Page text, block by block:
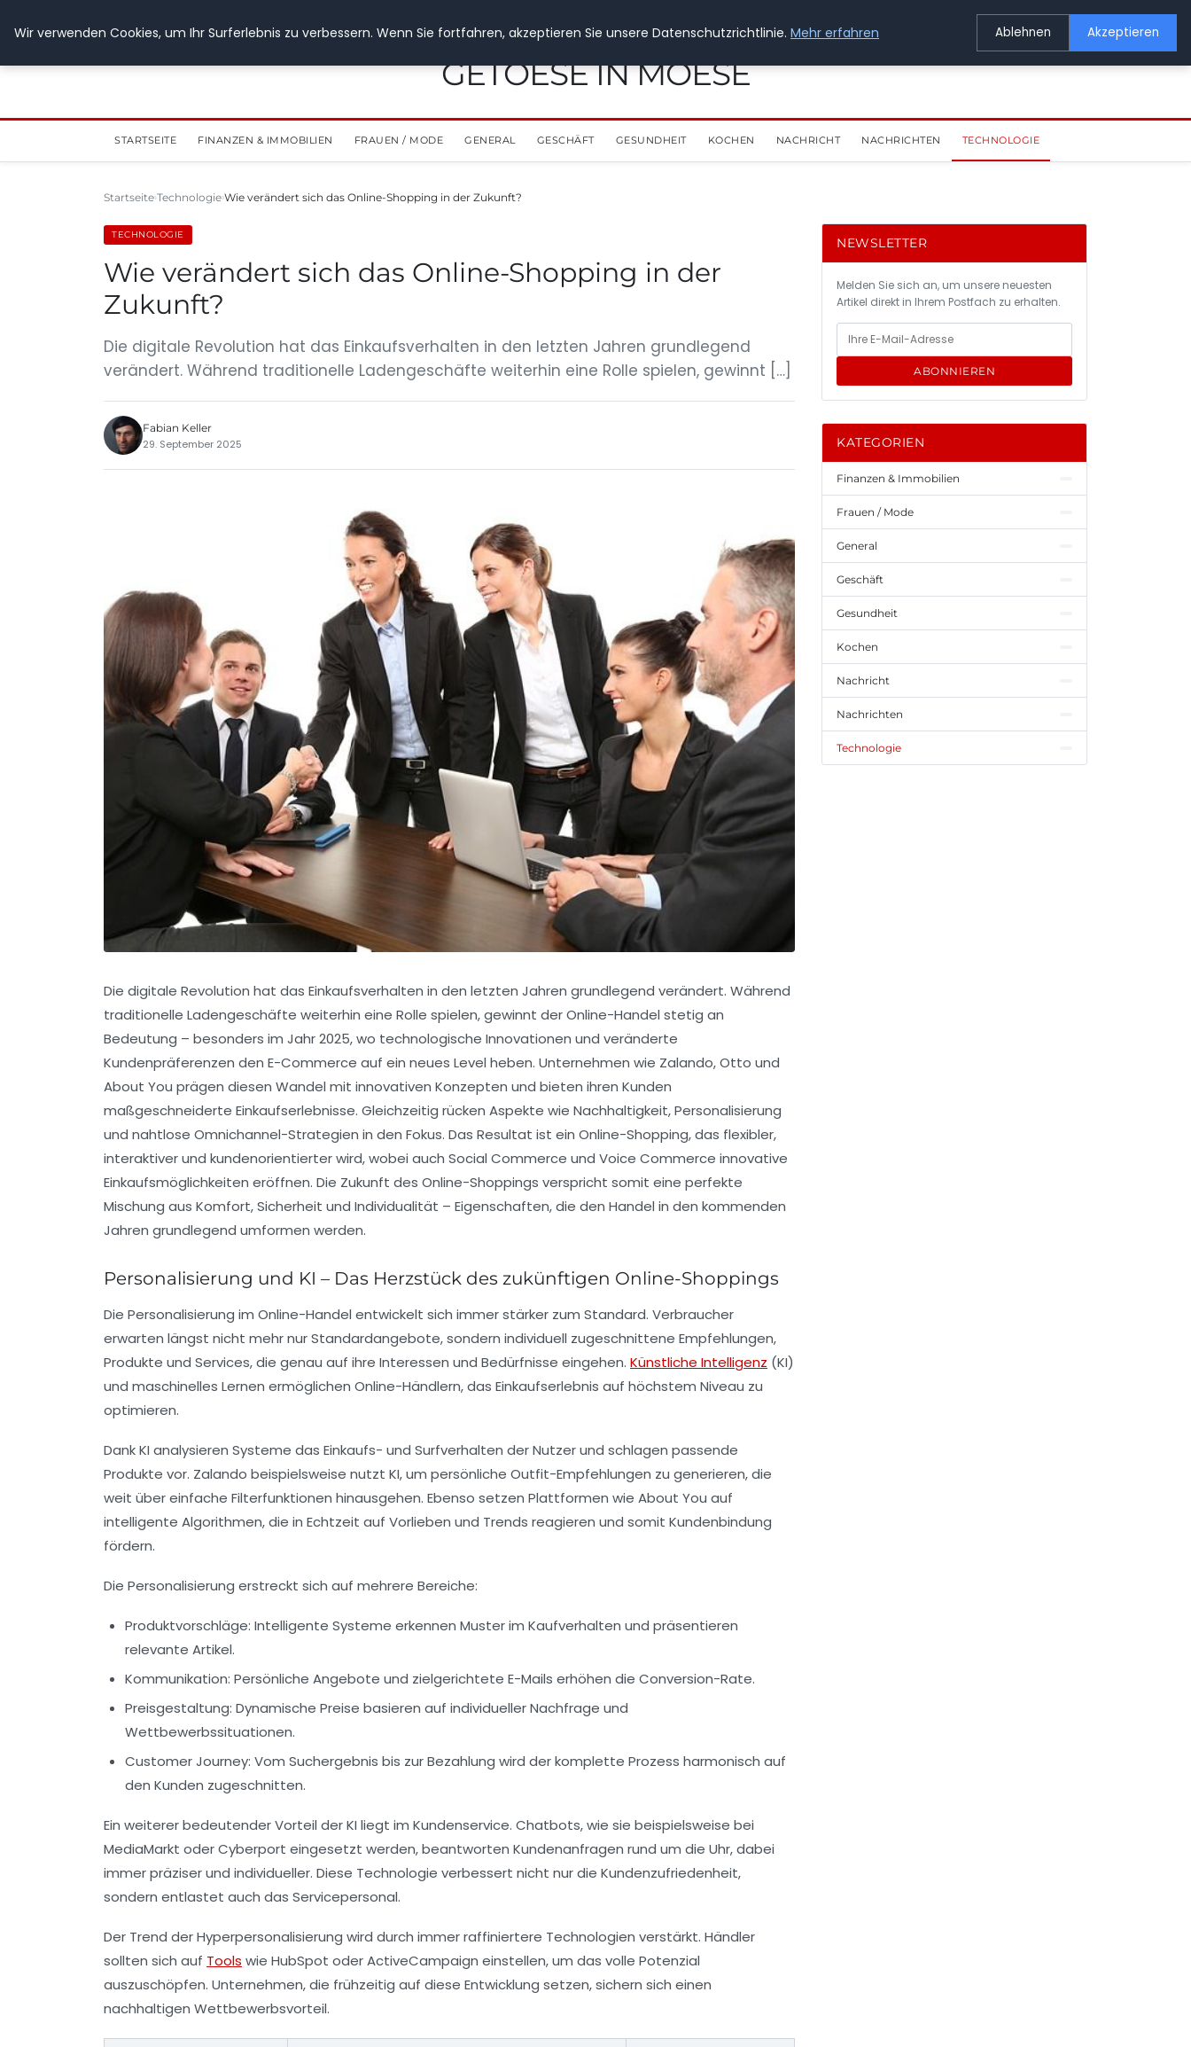
GETOESE IN MOESE
STARTSEITE FINANZEN & IMMOBILIEN FRAUEN / MODE GENERAL GESCHÄFT GESUNDHEIT KOCHEN NACHRICHT NACHRICHTEN TECHNOLOGIE
Startseite Technologie Wie verändert sich das Online-Shopping in der Zukunft?
TECHNOLOGIE
Wie verändert sich das Online-Shopping in der
Zukunft?
Die digitale Revolution hat das Einkaufsverhalten in den letzten Jahren grundlegend
verändert. Während traditionelle Ladengeschäfte weiterhin eine Rolle spielen, gewinnt […]
Fabian Keller
29. September 2025
Die digitale Revolution hat das Einkaufsverhalten in den letzten Jahren grundlegend verändert. Während
traditionelle Ladengeschäfte weiterhin eine Rolle spielen, gewinnt der Online-Handel stetig an
Bedeutung – besonders im Jahr 2025, wo technologische Innovationen und veränderte
Kundenpräferenzen den E-Commerce auf ein neues Level heben. Unternehmen wie Zalando, Otto und
About You prägen diesen Wandel mit innovativen Konzepten und bieten ihren Kunden
maßgeschneiderte Einkaufserlebnisse. Gleichzeitig rücken Aspekte wie Nachhaltigkeit, Personalisierung
und nahtlose Omnichannel-Strategien in den Fokus. Das Resultat ist ein Online-Shopping, das flexibler,
interaktiver und kundenorientierter wird, wobei auch Social Commerce und Voice Commerce innovative
Einkaufsmöglichkeiten eröffnen. Die Zukunft des Online-Shoppings verspricht somit eine perfekte
Mischung aus Komfort, Sicherheit und Individualität – Eigenschaften, die den Handel in den kommenden
Jahren grundlegend umformen werden.
Personalisierung und KI – Das Herzstück des zukünftigen Online-Shoppings
Die Personalisierung im Online-Handel entwickelt sich immer stärker zum Standard. Verbraucher
erwarten längst nicht mehr nur Standardangebote, sondern individuell zugeschnittene Empfehlungen,
Produkte und Services, die genau auf ihre Interessen und Bedürfnisse eingehen. Künstliche Intelligenz (KI)
und maschinelles Lernen ermöglichen Online-Händlern, das Einkaufserlebnis auf höchstem Niveau zu
optimieren.
Dank KI analysieren Systeme das Einkaufs- und Surfverhalten der Nutzer und schlagen passende
Produkte vor. Zalando beispielsweise nutzt KI, um persönliche Outfit-Empfehlungen zu generieren, die
weit über einfache Filterfunktionen hinausgehen. Ebenso setzen Plattformen wie About You auf
intelligente Algorithmen, die in Echtzeit auf Vorlieben und Trends reagieren und somit Kundenbindung
fördern.
Die Personalisierung erstreckt sich auf mehrere Bereiche:
Produktvorschläge: Intelligente Systeme erkennen Muster im Kaufverhalten und präsentieren
relevante Artikel.
Kommunikation: Persönliche Angebote und zielgerichtete E-Mails erhöhen die Conversion-Rate.
Preisgestaltung: Dynamische Preise basieren auf individueller Nachfrage und
Wettbewerbssituationen.
Customer Journey: Vom Suchergebnis bis zur Bezahlung wird der komplette Prozess harmonisch auf
den Kunden zugeschnitten.
Ein weiterer bedeutender Vorteil der KI liegt im Kundenservice. Chatbots, wie sie beispielsweise bei
MediaMarkt oder Cyberport eingesetzt werden, beantworten Kundenanfragen rund um die Uhr, dabei
immer präziser und individueller. Diese Technologie verbessert nicht nur die Kundenzufriedenheit,
sondern entlastet auch das Servicepersonal.
Der Trend der Hyperpersonalisierung wird durch immer raffiniertere Technologien verstärkt. Händler
sollten sich auf Tools wie HubSpot oder ActiveCampaign einstellen, um das volle Potenzial
auszuschöpfen. Unternehmen, die frühzeitig auf diese Entwicklung setzen, sichern sich einen
nachhaltigen Wettbewerbsvorteil.
NEWSLETTER
Melden Sie sich an, um unsere neuesten
Artikel direkt in Ihrem Postfach zu erhalten.
ABONNIEREN
KATEGORIEN
Finanzen & Immobilien
Frauen / Mode
General
Geschäft
Gesundheit
Kochen
Nachricht
Nachrichten
Technologie
Wir verwenden Cookies, um Ihr Surferlebnis zu verbessern. Wenn Sie fortfahren, akzeptieren Sie unsere Datenschutzrichtlinie. Mehr erfahren Ablehnen Akzeptieren